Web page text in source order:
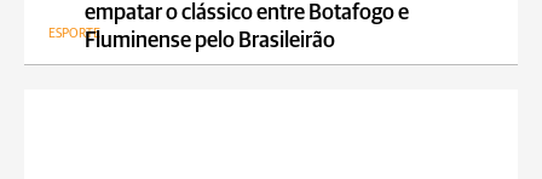
empatar o clássico entre Botafogo e
Fluminense pelo Brasileirão
ESPORTE